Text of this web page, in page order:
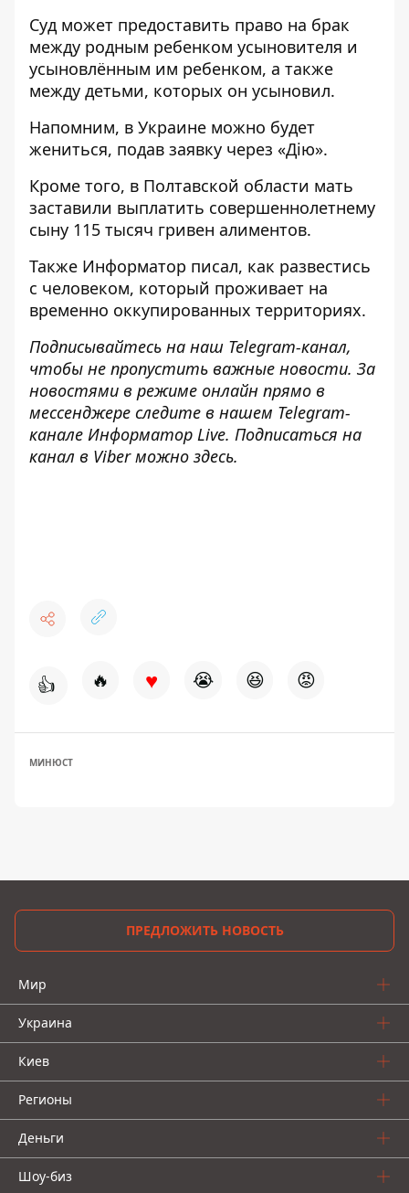
Суд может предоставить право на брак
между родным ребенком усыновителя и
усыновлённым им ребенком, а также
между детьми, которых он усыновил.
Напомним, в Украине можно будет
жениться, подав заявку через «Дію».
Кроме того, в Полтавской области мать
заставили выплатить совершеннолетнему
сыну 115 тысяч гривен алиментов.
Также Информатор писал, как развестись
с человеком, который проживает на
временно оккупированных территориях.
Подписывайтесь на наш Telegram-канал,
чтобы не пропустить важные новости. За
новостями в режиме онлайн прямо в
мессенджере следите в нашем Telegram-
канале Информатор Live. Подписаться на
канал в Viber можно здесь.
👍 🔥 ♥ 😭 😆 😡
МИНЮСТ
ПРЕДЛОЖИТЬ НОВОСТЬ
Мир
Украина
Киев
Регионы
Деньги
Шоу-биз